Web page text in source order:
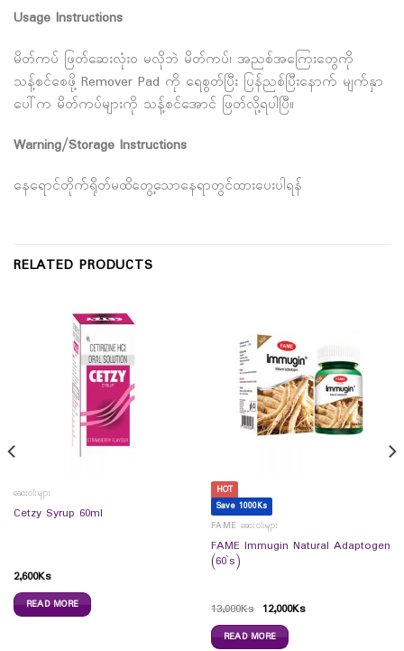
Usage Instructions
မိတ်ကပ် ဖြတ်ဆေးလုံး၀ မလိုဘဲ မိတ်ကပ်၊ အညစ်အကြေးတွေကို
သန့်စင်စေဖို့ Remover Pad ကို ရေစွတ်ပြီး ပြန်ညစ်ပြီးနောက် မျက်နှာ
ပေါ်က မိတ်ကပ်များကို သန့်စင်အောင် ဖြတ်လို့ရပါပြီ။
Warning/Storage Instructions
နေရောင်တိုက်ရိုတ်မထိတွေ့သောနေရာတွင်ထားပေးပါရန်
RELATED PRODUCTS
ဆေးဝါးများ
Cetzy Syrup 60ml
2,600Ks
READ MORE
HOT
Save 1000Ks
FAME ဆေးဝါးများ
FAME Immugin Natural Adaptogen
(60`s)
13,000Ks 12,000Ks
READ MORE